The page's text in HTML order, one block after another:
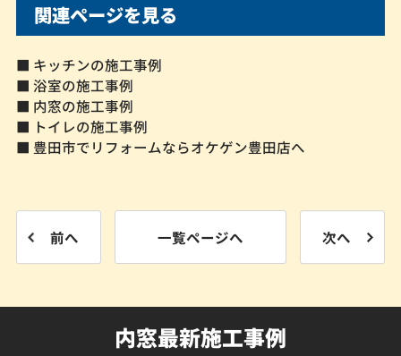
関連ページを見る
■ キッチンの施工事例
■ 浴室の施工事例
■ 内窓の施工事例
■ トイレの施工事例
■ 豊田市でリフォームならオケゲン豊田店へ
前へ 一覧ページへ 次へ
内窓最新施工事例